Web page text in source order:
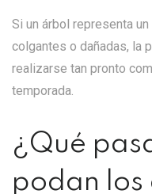
Si un árbol representa
colgantes o dañadas, la
realizarse tan pronto
temporada.
¿Qué
podan los